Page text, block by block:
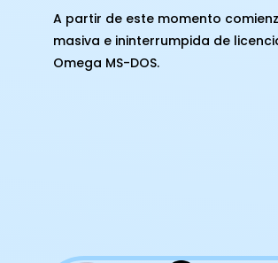
A partir de este momento
masiva e ininterrumpida de
Omega MS-DOS.